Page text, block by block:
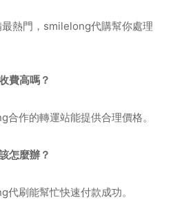
熱門，smilelong代購幫你處理
費高嗎？
作的轉運站能提供合理價格。
怎麼辦？
刷能幫忙快速付款成功。